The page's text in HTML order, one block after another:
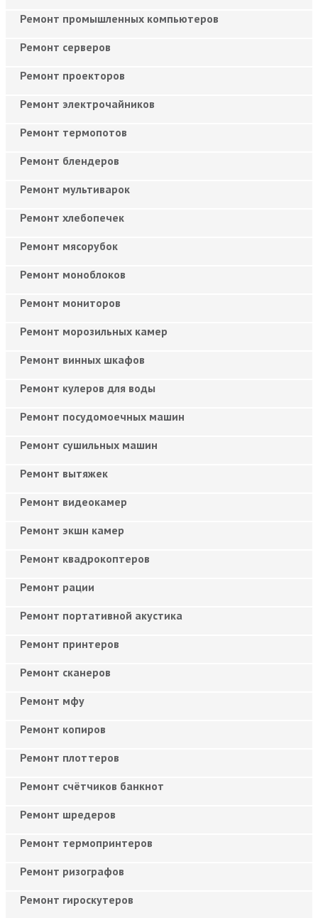
Ремонт промышленных компьютеров
Ремонт серверов
Ремонт проекторов
Ремонт электрочайников
Ремонт термопотов
Ремонт блендеров
Ремонт мультиварок
Ремонт хлебопечек
Ремонт мясорубок
Ремонт моноблоков
Ремонт мониторов
Ремонт морозильных камер
Ремонт винных шкафов
Ремонт кулеров для воды
Ремонт посудомоечных машин
Ремонт сушильных машин
Ремонт вытяжек
Ремонт видеокамер
Ремонт экшн камер
Ремонт квадрокоптеров
Ремонт рации
Ремонт портативной акустика
Ремонт принтеров
Ремонт сканеров
Ремонт мфу
Ремонт копиров
Ремонт плоттеров
Ремонт счётчиков банкнот
Ремонт шредеров
Ремонт термопринтеров
Ремонт ризографов
Ремонт гироскутеров